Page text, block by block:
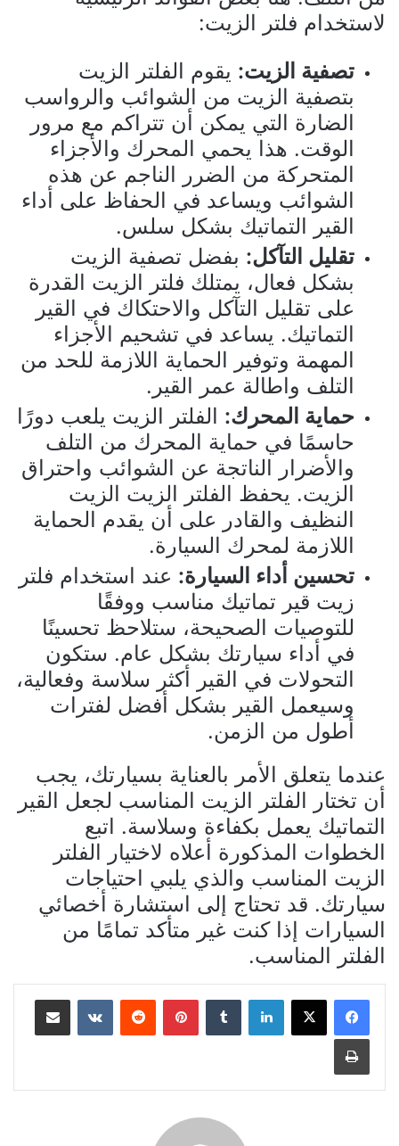
لاستخدام فلتر الزيت:
تصفية الزيت: يقوم الفلتر الزيت
بتصفية الزيت من الشوائب والرواسب
الضارة التي يمكن أن تتراكم مع مرور
الوقت. هذا يحمي المحرك والأجزاء
المتحركة من الضرر الناجم عن هذه
الشوائب ويساعد في الحفاظ على أداء
القير التماتيك بشكل سلس.
تقليل التآكل: بفضل تصفية الزيت
بشكل فعال، يمتلك فلتر الزيت القدرة
على تقليل التآكل والاحتكاك في القير
التماتيك. يساعد في تشحيم الأجزاء
المهمة وتوفير الحماية اللازمة للحد من
التلف واطالة عمر القير.
حماية المحرك: الفلتر الزيت يلعب دورًا
حاسمًا في حماية المحرك من التلف
والأضرار الناتجة عن الشوائب واحتراق
الزيت. يحفظ الفلتر الزيت الزيت
النظيف والقادر على أن يقدم الحماية
اللازمة لمحرك السيارة.
تحسين أداء السيارة: عند استخدام فلتر
زيت قير تماتيك مناسب ووفقًا
للتوصيات الصحيحة، ستلاحظ تحسينًا
في أداء سيارتك بشكل عام. ستكون
التحولات في القير أكثر سلاسة وفعالية،
وسيعمل القير بشكل أفضل لفترات
أطول من الزمن.
عندما يتعلق الأمر بالعناية بسيارتك، يجب
أن تختار الفلتر الزيت المناسب لجعل القير
التماتيك يعمل بكفاءة وسلاسة. اتبع
الخطوات المذكورة أعلاه لاختيار الفلتر
الزيت المناسب والذي يلبي احتياجات
سيارتك. قد تحتاج إلى استشارة أخصائي
السيارات إذا كنت غير متأكد تمامًا من
الفلتر المناسب.
لينكدإن بينتيريست مشاركة عبر البريد
طباعة